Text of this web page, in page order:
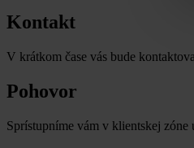
Kontakt
V krátkom čase vás bude
Pohovor
Sprístupníme vám v klientskej